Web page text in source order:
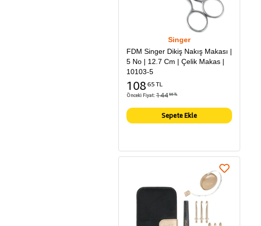
Singer
FDM Singer Dikiş Nakış Makası |
5 No | 12.7 Cm | Çelik Makas |
10103-5
108 65 TL
Önceki Fiyat:144 86 TL
Sepete Ekle